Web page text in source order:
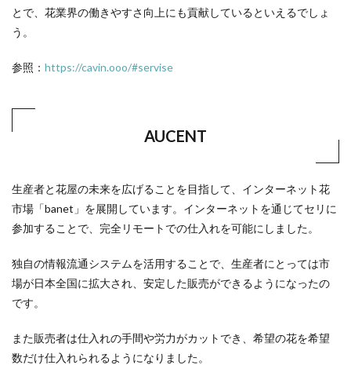
とで、花業界の働きやすさ向上にも貢献しているといえるでしょ
う。
参照： https://cavin.ooo/#servise
AUCENT
生産者と花屋の未来を広げることを目指して、インターネット花
市場「banet」を展開しています。インターネットを通じてセリに
参加することで、完全リモートでの仕入れを可能にしました。
独自の情報流通システムを活用することで、生産者にとっては市
場が日本全国に拡大され、安定した販売ができるようになったの
です。
また販売者は仕入れの手間や労力がカットでき、希望の花を希望
数だけ仕入れられるようになりました。